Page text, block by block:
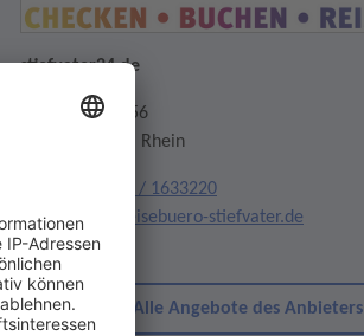
stiefvater24.de
Hauptstraße 156
79576 Weil am Rhein
07621 / 1633220
Email:info@reisebuero-stiefvater.de
Website
Alle Angebote des Anbieters